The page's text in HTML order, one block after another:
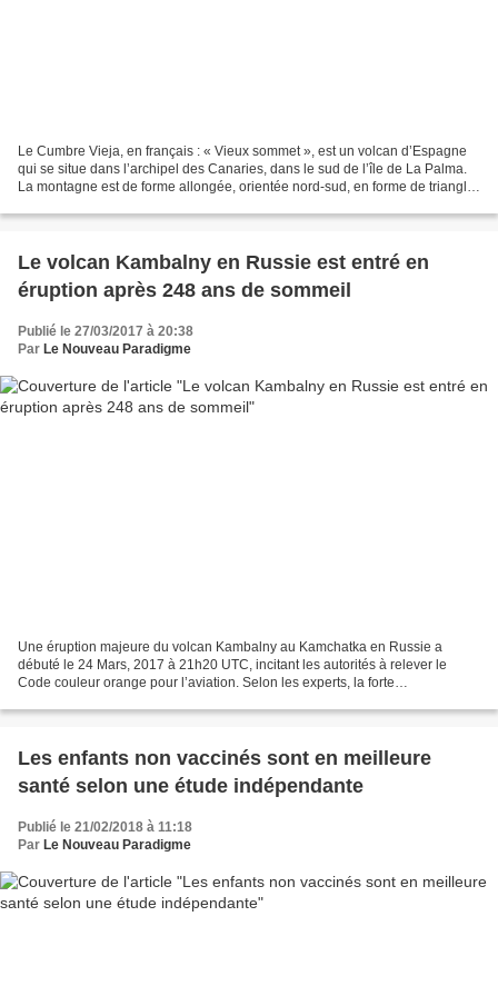
Le Cumbre Vieja, en français : « Vieux sommet », est un volcan d’Espagne
qui se situe dans l’archipel des Canaries, dans le sud de l’île de La Palma.
La montagne est de forme allongée, orientée nord-sud, en forme de triangle
Le volcan Kambalny en Russie est entré en
éruption après 248 ans de sommeil
Publié le 27/03/2017 à 20:38
Par Le Nouveau Paradigme
Une éruption majeure du volcan Kambalny au Kamchatka en Russie a
débuté le 24 Mars, 2017 à 21h20 UTC, incitant les autorités à relever le
Code couleur orange pour l’aviation. Selon les experts, la forte
Les enfants non vaccinés sont en meilleure
santé selon une étude indépendante
Publié le 21/02/2018 à 11:18
Par Le Nouveau Paradigme